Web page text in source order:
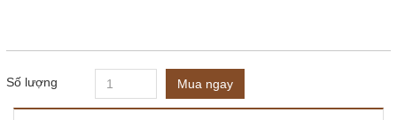
Số lượng Mua ngay